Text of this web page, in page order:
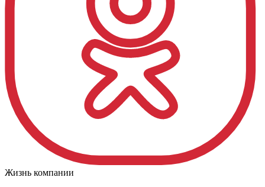
Жизнь компании